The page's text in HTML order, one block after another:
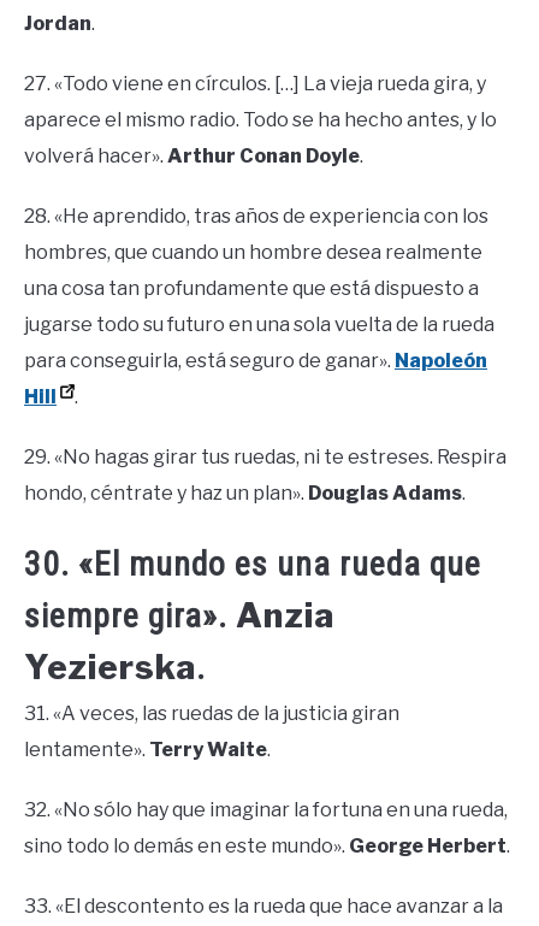
Jordan.
27. «Todo viene en círculos. […] La vieja rueda gira, y
aparece el mismo radio. Todo se ha hecho antes, y lo
volverá hacer». Arthur Conan Doyle.
28. «He aprendido, tras años de experiencia con los
hombres, que cuando un hombre desea realmente
una cosa tan profundamente que está dispuesto a
jugarse todo su futuro en una sola vuelta de la rueda
para conseguirla, está seguro de ganar». Napoleón
Hill
.
29. «No hagas girar tus ruedas, ni te estreses. Respira
hondo, céntrate y haz un plan». Douglas Adams.
30. «El mundo es una rueda que
siempre gira». Anzia
Yezierska.
31. «A veces, las ruedas de la justicia giran
lentamente». Terry Waite.
32. «No sólo hay que imaginar la fortuna en una rueda,
sino todo lo demás en este mundo». George Herbert.
33. «El descontento es la rueda que hace avanzar a la